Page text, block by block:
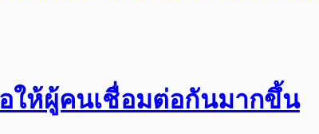
อให้ผู้คนเชื่อมต่อกันมากขึ้น